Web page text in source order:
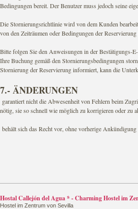
Bedingungen bereit. Der Benutzer muss jedoch seine
Die Stornierungsrichtlinie wird von dem Kunden
von den Zeiträumen oder Bedingungen der Reservierung
Bitte folgen Sie den Anweisungen in der Bestätigungs-
Ihre Buchung gemäß den Stornierungsbedingungen
Stornierung der Reservierung informiert, kann die
7.- ÄNDERUNGEN
garantiert nicht die Abwesenheit von Fehlern beim
nötig, sie so schnell wie möglich zu korrigieren oder zu
behält sich das Recht vor, ohne vorherige
Hostal Callejón del Agua * - Charming Hostel im
Hostel im Zentrum von Sevilla